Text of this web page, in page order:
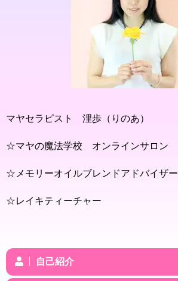
マヤセラピスト 浬歩（りのあ）
☆マヤの魔法学校 オンラインサロン
☆メモリーオイルブレンドアドバイザー
☆レイキティーチャー
自己紹介